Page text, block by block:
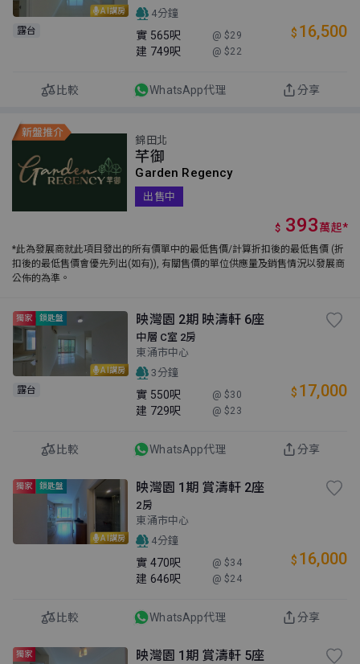
AI講房
露台
4分鐘
實 565呎 @ $29
建 749呎 @ $22
$ 16,500
比較 WhatsApp代理 分享
錦田北
芊御
Garden Regency
出售中
$ 393萬起*
*此為發展商就此項目發出的所有價單中的最低售價/計算折扣後的最低售價 (折
扣後的最低售價會優先列出(如有)), 有關售價的單位供應量及銷售情況以發展商
公佈的為準。
AI講房
獨家 鎖匙盤
露台
映灣園 2期 映濤軒 6座
中層 C室 2房
東涌市中心
3分鐘
實 550呎 @ $30
建 729呎 @ $23
$ 17,000
比較 WhatsApp代理 分享
AI講房
獨家 鎖匙盤 映灣園 1期 賞濤軒 2座
2房
東涌市中心
4分鐘
實 470呎 @ $34
建 646呎 @ $24
$ 16,000
比較 WhatsApp代理 分享
獨家 映灣園 1期 賞濤軒 5座